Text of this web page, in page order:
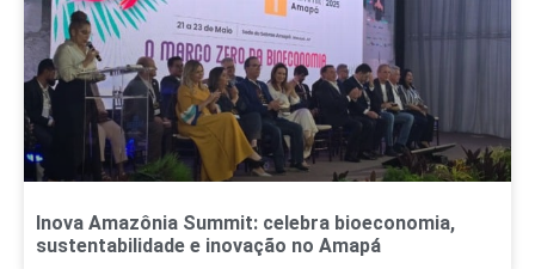
Inova Amazônia Summit: celebra bioeconomia,
sustentabilidade e inovação no Amapá